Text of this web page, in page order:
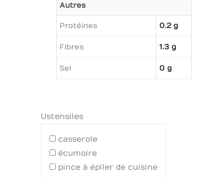
Autres
Protéines 0.2 g
Fibres 1.3 g
Sel 0 g
Ustensiles
casserole
écumoire
pince à épiler de cuisine